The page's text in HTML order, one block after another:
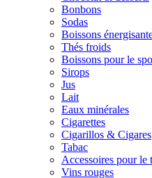
Bonbons
Sodas
Boissons
Thés froids
Boissons pour le
Sirops
Jus
Lait
Eaux minérales
Cigarettes
Cigarillos & Cigares
Tabac
Accessoires pour le
Vins rouges